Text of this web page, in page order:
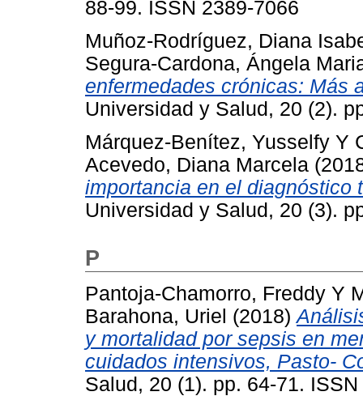
88-99. ISSN 2389-7066
Muñoz-Rodríguez, Diana
Segura-Cardona, Ángela
enfermedades crónicas: Más
Universidad y Salud, 20 (2).
Márquez-Benítez, Yusselfy Y
Acevedo, Diana Marcela
importancia en el diagnóstico
Universidad y Salud, 20 (3).
P
Pantoja-Chamorro, Freddy Y
Barahona, Uriel (2018)
y mortalidad por sepsis en
cuidados intensivos, Pasto-
Salud, 20 (1). pp. 64-71.